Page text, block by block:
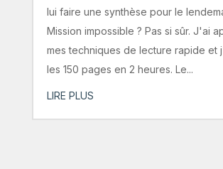
lui faire une synthèse pour le
Mission impossible ? Pas si sûr. J'ai
mes techniques de lecture rapide et
les 150 pages en 2 heures. Le...
LIRE PLUS